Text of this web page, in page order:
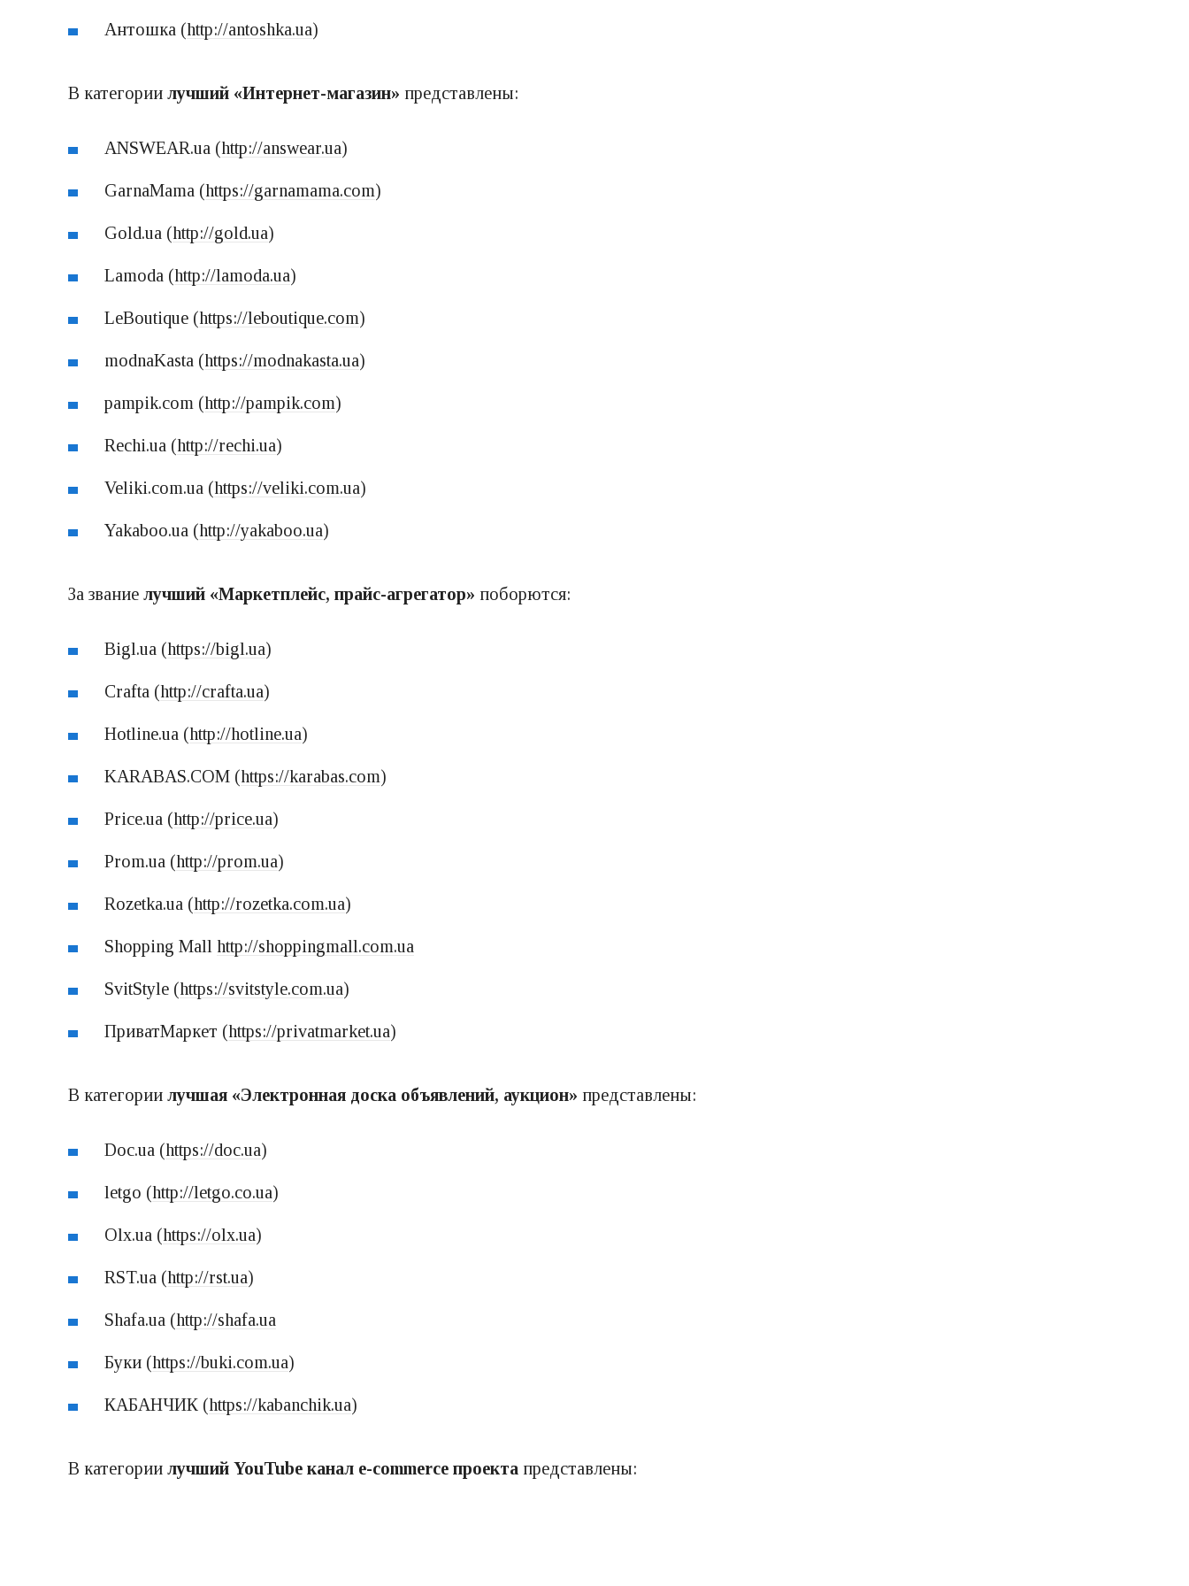
Антошка (http://antoshka.ua)
В категории лучший «Интернет-магазин» представлены:
ANSWEAR.ua (http://answear.ua)
GarnaMama (https://garnamama.com)
Gold.ua (http://gold.ua)
Lamoda (http://lamoda.ua)
LeBoutique (https://leboutique.com)
modnaKasta (https://modnakasta.ua)
pampik.com (http://pampik.com)
Rechi.ua (http://rechi.ua)
Veliki.com.ua (https://veliki.com.ua)
Yakaboo.ua (http://yakaboo.ua)
За звание лучший «Маркетплейс, прайс-агрегатор» поборются:
Bigl.ua (https://bigl.ua)
Crafta (http://crafta.ua)
Hotline.ua (http://hotline.ua)
KARABAS.COM (https://karabas.com)
Price.ua (http://price.ua)
Prom.ua (http://prom.ua)
Rozetka.ua (http://rozetka.com.ua)
Shopping Mallhttp://shoppingmall.com.ua
SvitStyle (https://svitstyle.com.ua)
ПриватМаркет (https://privatmarket.ua)
В категории лучшая «Электронная доска объявлений, аукцион» представлены:
Doc.ua (https://doc.ua)
letgo (http://letgo.co.ua)
Olx.ua (https://olx.ua)
RST.ua (http://rst.ua)
Shafa.ua (http://shafa.ua
Буки (https://buki.com.ua)
КАБАНЧИК (https://kabanchik.ua)
В категории лучший YouTube канал e-commerce проекта представлены: